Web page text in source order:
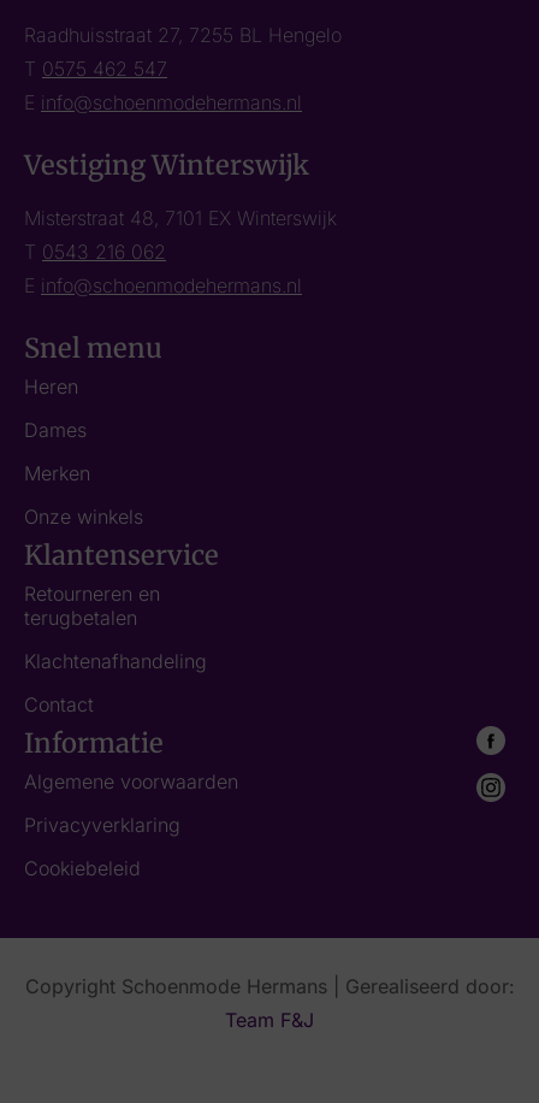
Raadhuisstraat 27, 7255 BL Hengelo
T 0575 462 547
E info@schoenmodehermans.nl
Vestiging Winterswijk
Misterstraat 48, 7101 EX Winterswijk
T 0543 216 062
E info@schoenmodehermans.nl
Snel menu
Heren
Dames
Merken
Onze winkels
Klantenservice
Retourneren en
terugbetalen
Klachtenafhandeling
Contact
Informatie
Algemene voorwaarden
Privacyverklaring
Cookiebeleid
Copyright Schoenmode Hermans | Gerealiseerd door:
Team F&J